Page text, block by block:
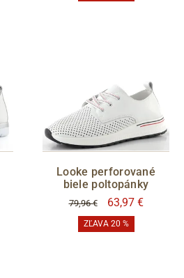
Looke perforované
biele poltopánky
79,96 € 63,97 €
ZĽAVA 20 %